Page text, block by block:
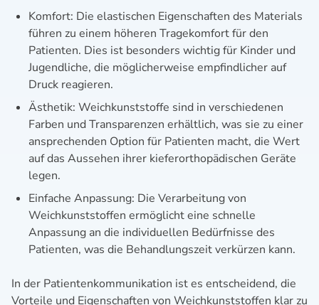
Komfort: Die elastischen Eigenschaften des Materials
führen zu einem höheren Tragekomfort für den
Patienten. Dies ist besonders wichtig für Kinder und
Jugendliche, die möglicherweise empfindlicher auf
Druck reagieren.
Ästhetik: Weichkunststoffe sind in verschiedenen
Farben und Transparenzen erhältlich, was sie zu einer
ansprechenden Option für Patienten macht, die Wert
auf das Aussehen ihrer kieferorthopädischen Geräte
legen.
Einfache Anpassung: Die Verarbeitung von
Weichkunststoffen ermöglicht eine schnelle
Anpassung an die individuellen Bedürfnisse des
Patienten, was die Behandlungszeit verkürzen kann.
In der Patientenkommunikation ist es entscheidend, die
Vorteile und Eigenschaften von Weichkunststoffen klar zu